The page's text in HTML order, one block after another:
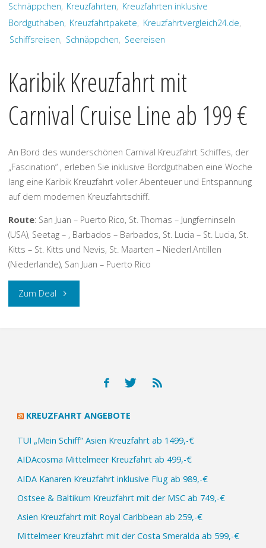
Schnäppchen, Kreuzfahrten, Kreuzfahrten inklusive
Bordguthaben, Kreuzfahrtpakete, Kreuzfahrtvergleich24.de,
Schiffsreisen, Schnäppchen, Seereisen
Karibik Kreuzfahrt mit
Carnival Cruise Line ab 199 €
An Bord des wunderschönen Carnival Kreuzfahrt Schiffes, der
„Fascination“ , erleben Sie inklusive Bordguthaben eine Woche
lang eine Karibik Kreuzfahrt voller Abenteuer und Entspannung
auf dem modernen Kreuzfahrtschiff.
Route: San Juan – Puerto Rico, St. Thomas – Jungferninseln
(USA), Seetag – , Barbados – Barbados, St. Lucia – St. Lucia, St.
Kitts – St. Kitts und Nevis, St. Maarten – Niederl.Antillen
(Niederlande), San Juan – Puerto Rico
Zum Deal„Karibik
Line
ab
€“
KREUZFAHRT ANGEBOTE
TUI „Mein Schiff“ Asien Kreuzfahrt ab 1499,-€
AIDAcosma Mittelmeer Kreuzfahrt ab 499,-€
AIDA Kanaren Kreuzfahrt inklusive Flug ab 989,-€
Ostsee & Baltikum Kreuzfahrt mit der MSC ab 749,-€
Asien Kreuzfahrt mit Royal Caribbean ab 259,-€
Mittelmeer Kreuzfahrt mit der Costa Smeralda ab 599,-€